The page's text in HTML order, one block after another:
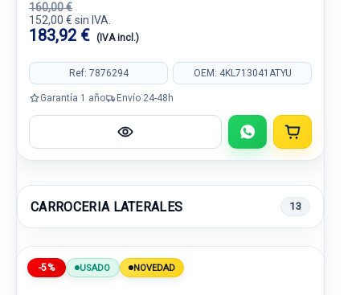
160,00 €
152,00 € sin IVA.
183,92 € (IVA incl.)
Ref: 7876294 OEM: 4KL713041ATYU
Garantía 1 año Envío 24-48h
CARROCERIA LATERALES 13
-5% USADO NOVEDAD